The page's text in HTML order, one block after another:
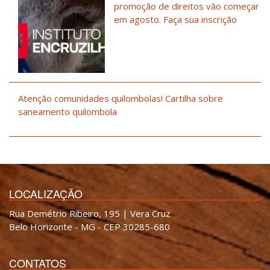
promoção de direitos vão começar
em agosto. Faça sua inscrição
Atenção comunidades quilombolas! Cartilha sobre
saneamento quilombola
LOCALIZAÇÃO
Rua Demétrio Ribeiro, 195 | Vera Cruz
Belo Horizonte - MG - CEP 30285-680
CONTATOS